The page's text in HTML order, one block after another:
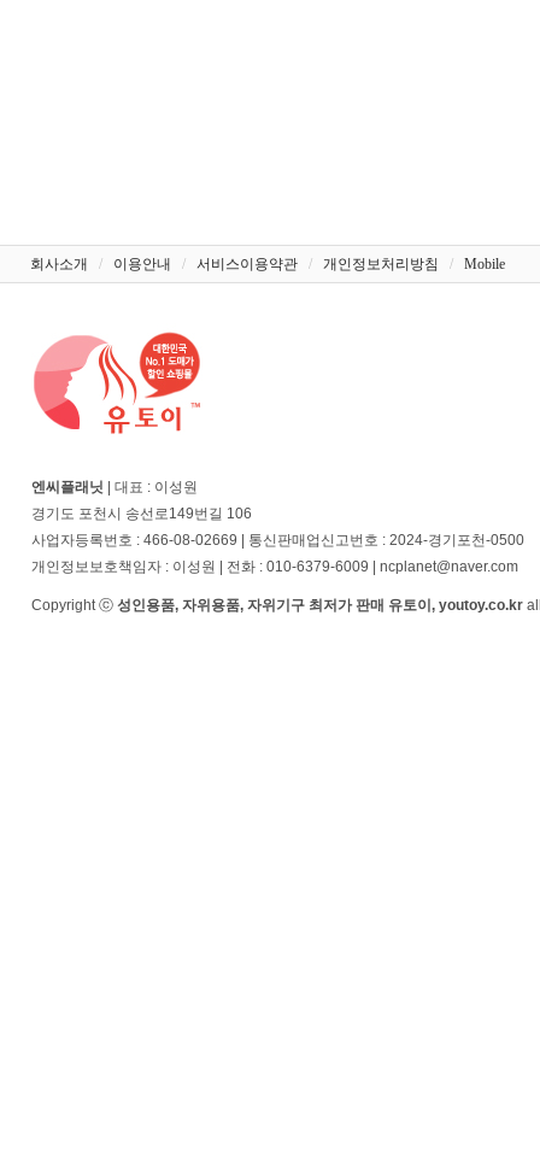
회사소개 / 이용안내 / 서비스이용약관 / 개인정보처리방침 / Mobile
엔씨플래닛 | 대표 : 이성원
경기도 포천시 송선로149번길 106
사업자등록번호 : 466-08-02669 | 통신판매업신고번호 : 2024-경기포천-0500
개인정보보호책임자 : 이성원 | 전화 : 010-6379-6009 | ncplanet@naver.com
Copyright ⓒ 성인용품, 자위용품, 자위기구 최저가 판매 유토이, youtoy.co.kr